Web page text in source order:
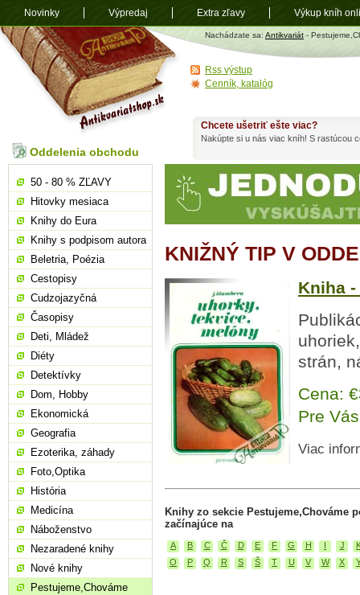
Antikvariát
shop.sk
Nachádzate sa: Antikvariát -
KNIŽNÝ TIP V
Kniha
strán,
Cena:
Pre
Viac
Knihy zo sekcie Pestujeme,Chováme
začínajúce na
A B C Č D E F G H I J
O
P Q R S Š T U V W X
Chcete ušetriť ešte viac?
Nakúpte si u nás viac kníh! S rastúcou
Oddelenia obchodu
50 - 80 % ZĽAVY
Hitovky mesiaca
Knihy do Eura
Knihy s podpisom autora
Beletria, Poézia
Cestopisy
Cudzojazyčná
Časopisy
Deti, Mládež
Diéty
Detektívky
Dom, Hobby
Ekonomická
Geografia
Ezoterika, záhady
Foto,Optika
História
Medicína
Náboženstvo
Nezaradené knihy
Nové knihy
Pestujeme,Chováme
Rss výstup
Cenník, katalóg
Novinky Výpredaj Extra zľavy Výkup kníh